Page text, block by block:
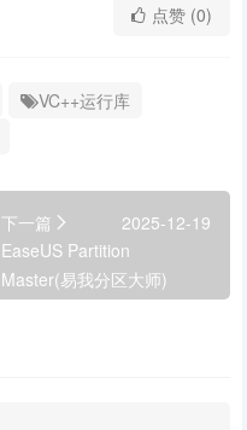
点赞 (0)
VC++运行库
下一篇
2025-12-19
EaseUS Partition
Master(易我分区大师)
v19.23.0.202512171740